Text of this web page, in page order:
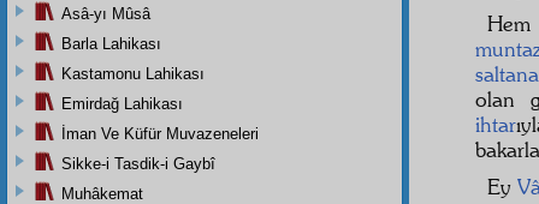
Hem
olan
ihtar
Ey
Asâ-yı Mûsâ
Barla Lahikası
Kastamonu Lahikası
Emirdağ Lahikası
İman Ve Küfür Muvazeneleri
Sikke-i Tasdik-i Gaybî
Muhâkemat